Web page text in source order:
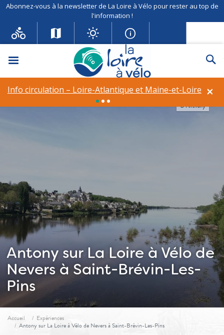
Abonnez-vous à la newsletter de La Loire à Vélo pour rester au top de
l'information !
Menu
×
Info circulation – Loire-Atlantique et Maine-et-Loire
Info circulation – Déviation à Vineuil (41)
Antony sur La Loire à Vélo de
Nevers à Saint-Brévin-Les-
Pins
© Anthony
© Anthony
© Anthony
Fil d'ariane
Accueil
Expériences
Antony sur La Loire à Vélo de Nevers à Saint-Brévin-Les-Pins